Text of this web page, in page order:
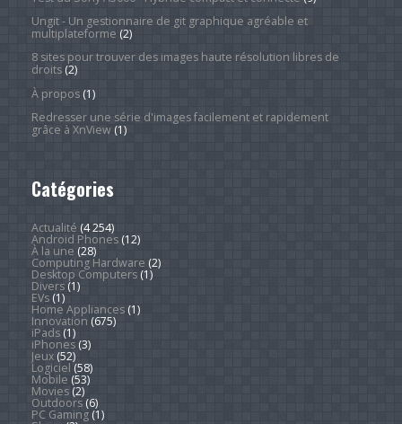
Ungit - Un gestionnaire de git graphique agréable et
multiplateforme (2)
8 sites pour trouver des images haute résolution libres de
droits(2)
À propos(1)
Redresser une série d'images facilement et rapidement
grâce à XnView(1)
Catégories
Actualité (4 254)
Android Phones(12)
À la une (28)
Computing Hardware (2)
Desktop Computers(1)
Divers(1)
EVs(1)
Home Appliances(1)
Innovation (675)
iPads(1)
iPhones(3)
Jeux(52)
Logiciel (58)
Mobile (53)
Movies(2)
Outdoors(6)
PC Gaming(1)